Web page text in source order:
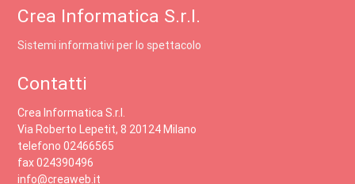
Crea Informatica S.r.l.
Sistemi informativi per lo spettacolo
Contatti
Crea Informatica S.r.l.
Via Roberto Lepetit, 8 20124 Milano
telefono 02466565
fax 024390496
info@creaweb.it